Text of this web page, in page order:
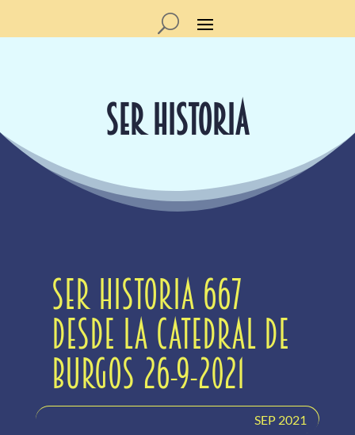
SER HISTORIA
Ser Historia 667
Desde la catedral de
Burgos 26-9-2021
SEP 2021